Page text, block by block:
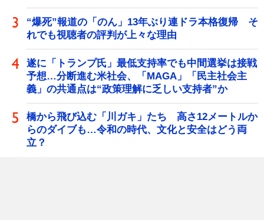
“爆死”報道の「のん」13年ぶり連ドラ本格復帰 そ
れでも視聴者の評判が上々な理由
遂に「トランプ氏」最低支持率でも中間選挙は接戦
予想…分断進む米社会、「MAGA」「民主社会主
義」の共通点は“政策理解に乏しい支持者”か
橋から飛び込む「川ガキ」たち 高さ12メートルか
らのダイブも…令和の時代、文化と安全はどう両
立？